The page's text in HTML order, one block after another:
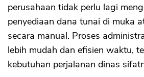
perusahaan tidak perlu lagi
penyediaan dana tunai di muka
secara manual. Proses
lebih mudah dan efisien waktu,
kebutuhan perjalanan dinas